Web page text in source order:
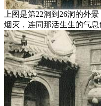
上图是第22洞到26洞的外
烟灭，连同那活生生的气息